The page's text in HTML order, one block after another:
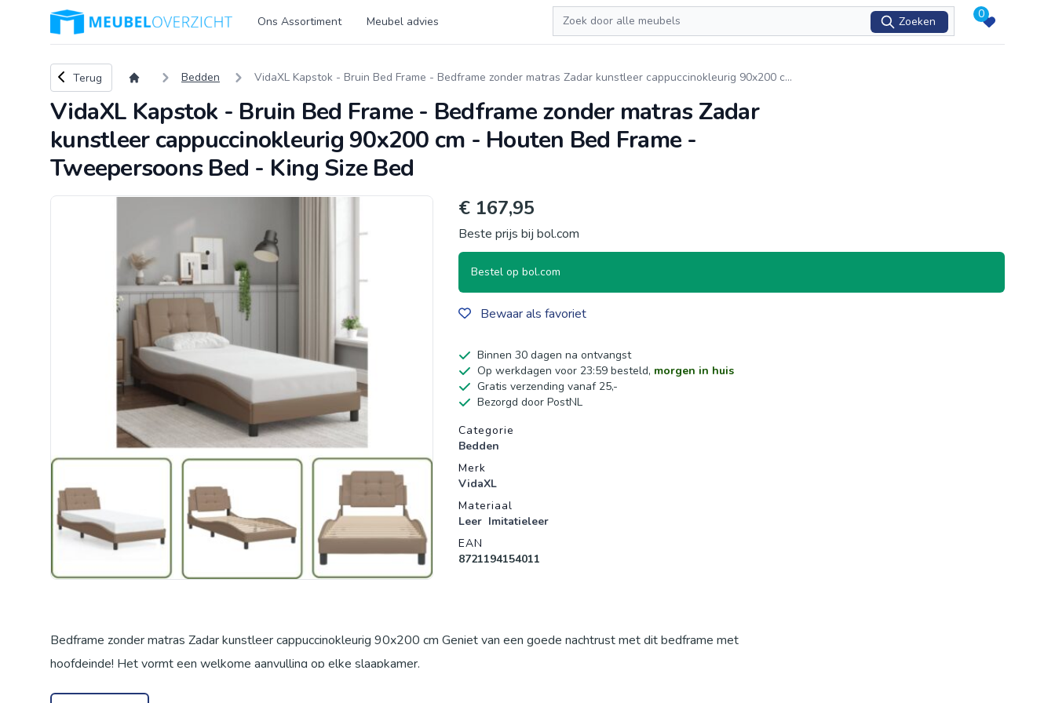
Logo Meubeloverzicht.nl Ons Assortiment Meubel advies
Zoeken
Zoeken
0
Terug naar overzicht
Terug Bedden VidaXL Kapstok - Bruin Bed Frame - Bedframe zonder matras Zadar kunstleer cappuccinokleurig 90x200 c...
VidaXL Kapstok - Bruin Bed Frame - Bedframe zonder matras Zadar
kunstleer cappuccinokleurig 90x200 cm - Houten Bed Frame -
Tweepersoons Bed - King Size Bed
€ 167,95
Beste prijs bij bol.com
Bestel op bol.com
Bewaar als favoriet
Binnen 30 dagen na ontvangst
Op werkdagen voor 23:59 besteld, morgen in huis
Gratis verzending vanaf 25,-
Bezorgd door PostNL
Productgegevens
Categorie
Bedden
Merk
VidaXL
Materiaal
Leer Imitatieleer
EAN
8721194154011
Bedframe zonder matras Zadar kunstleer cappuccinokleurig 90x200 cm Geniet van een goede nachtrust met dit bedframe met
hoofdeinde! Het vormt een welkome aanvulling op elke slaapkamer.